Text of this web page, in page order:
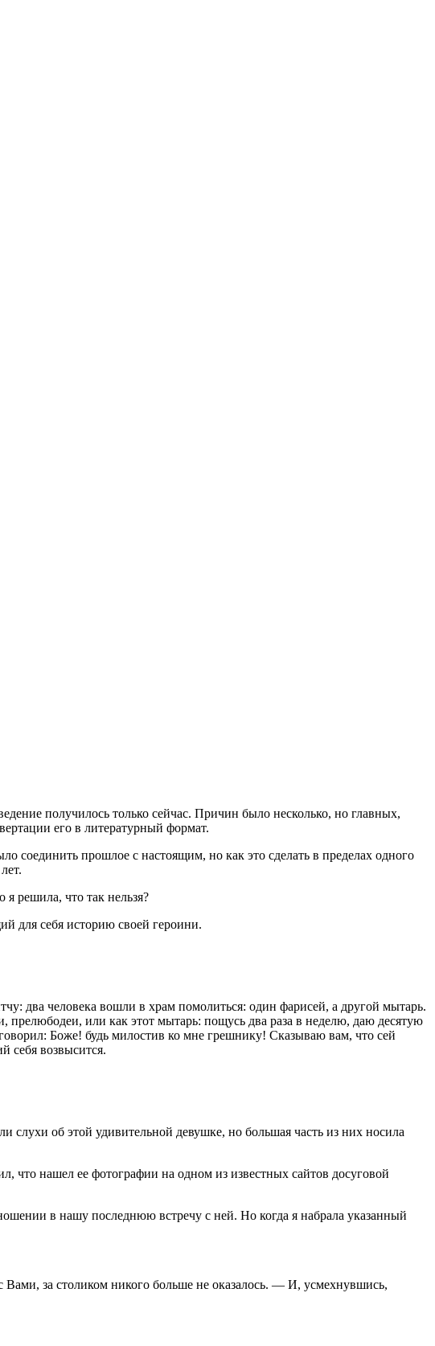
получилось только сейчас. Причин было несколько, но главных,
его в литературный формат.
соединить прошлое с настоящим, но как это сделать в пределах одного
решила, что так нельзя?
для себя историю своей героини.
два человека вошли в храм помолиться: один фарисей, а другой мытарь.
прелюбодеи, или как этот мытарь: пощусь два раза в неделю, даю десятую
Боже! будь милостив ко мне грешнику! Сказываю вам, что сей
себя возвысится.
слухи об этой удивительной девушке, но большая часть из них носила
нашел ее фотографии на одном из известных сайтов досуговой
в нашу последнюю встречу с ней. Но когда я набрала указанный
за столиком никого больше не оказалось. — И, усмехнувшись,